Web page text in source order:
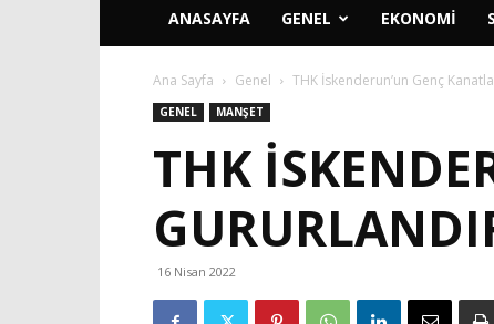
ANASAYFA GENEL EKONOMI
Ana Sayfa Genel THK İskenderun’un Genç
GENEL MANŞET
THK
16 Nisan 2022